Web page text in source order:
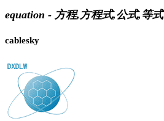
equation - 方程,方程式,公式,等式
cablesky